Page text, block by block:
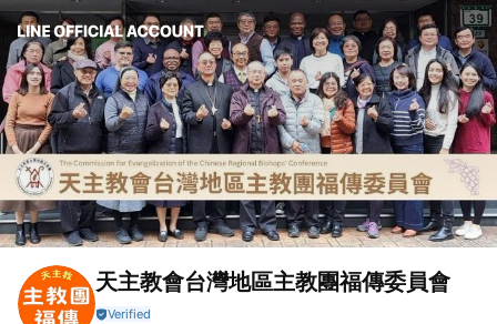
天主教會台灣地區主教團福傳委員會